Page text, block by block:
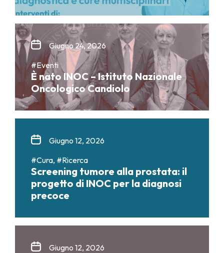
Giugno 24, 2026
#Eventi
È nato INOC – Istituto Nazionale
Oncologico Candiolo
Giugno 12, 2026
#Cura, #Ricerca
Screening tumore alla prostata: il
progetto di INOC per la diagnosi
precoce
Giugno 12, 2026